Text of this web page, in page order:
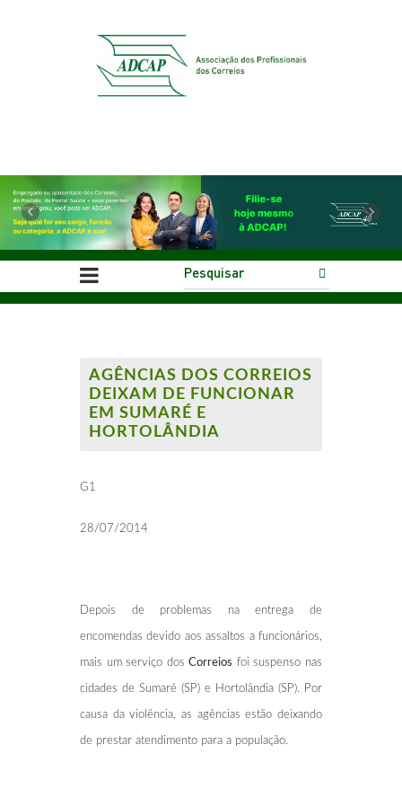
Previous Next
AGÊNCIAS DOS CORREIOS
DEIXAM DE FUNCIONAR
EM SUMARÉ E
HORTOLÂNDIA
G1
28/07/2014
Depois de problemas na entrega de
encomendas devido aos assaltos a funcionários,
mais um serviço dosCorreios foi suspenso nas
cidades de Sumaré (SP) e Hortolândia (SP). Por
causa da violência, as agências estão deixando
de prestar atendimento para a população.